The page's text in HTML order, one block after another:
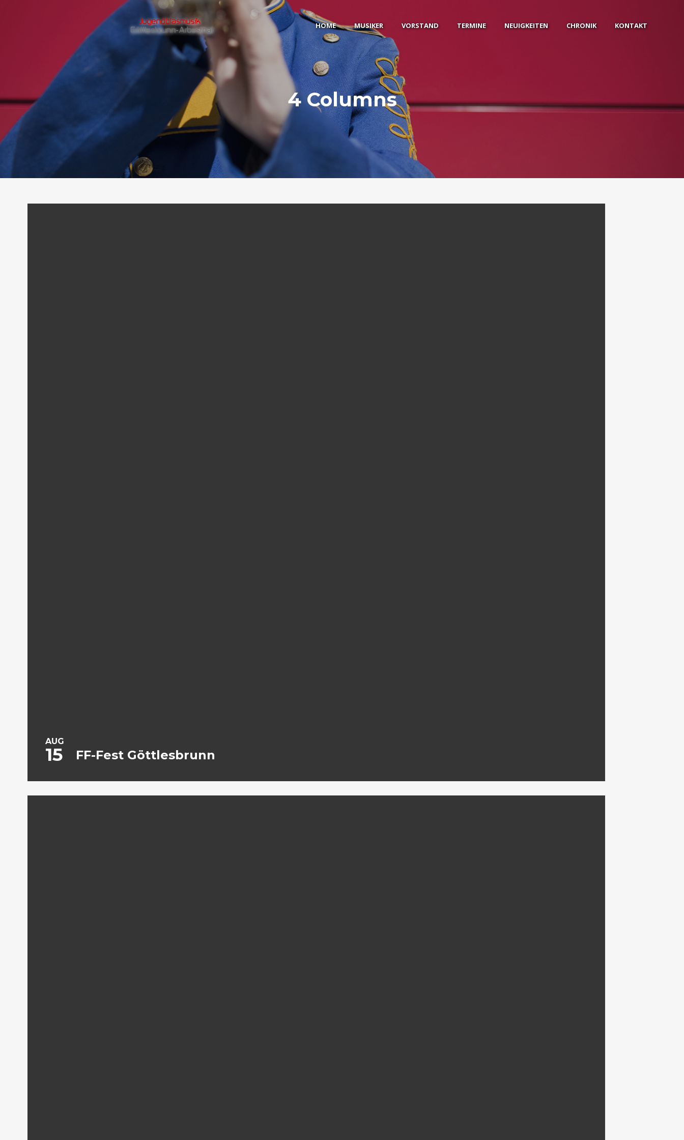
HOME MUSIKER VORSTAND TERMINE NEUIGKEITEN CHRONIK KONTAKT
4 Columns
AUG
15 FF-Fest Göttlesbrunn